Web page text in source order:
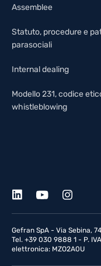
Assemblee
Statuto, procedure e
parasociali
Internal dealing
Modello 231, codice
whistleblowing
Gefran SpA - Via Sebina,
Tel. +39 030 9888 1 - P.
elettronica: MZO2A0U